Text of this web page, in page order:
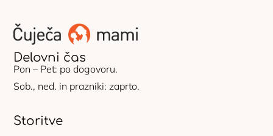
Delovni čas
Pon – Pet: po dogovoru.
Sob., ned. in prazniki: zaprto.
Storitve